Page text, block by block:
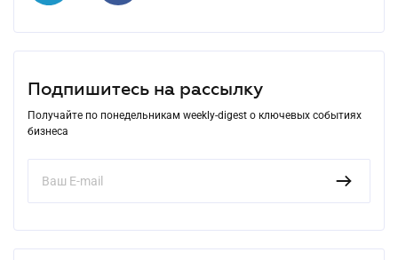
Подпишитесь на рассылку
Получайте по понедельникам weekly-digest о ключевых событиях
бизнеса